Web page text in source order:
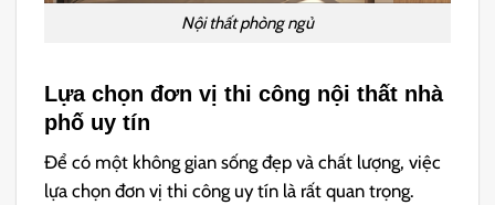
Nội thất phòng ngủ
Lựa chọn đơn vị thi công nội thất nhà
phố uy tín
Để có một không gian sống đẹp và chất lượng, việc
lựa chọn đơn vị thi công uy tín là rất quan trọng.